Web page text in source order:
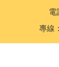
電
專線